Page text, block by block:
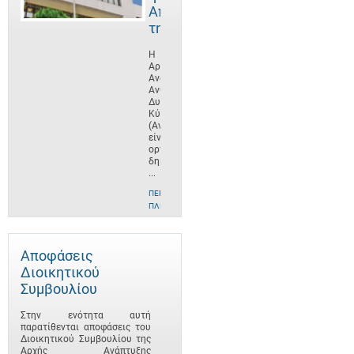
Αποστολή
της
Η
Αρχή
Ανάπτυξης
Ανθρώπινου
Δυναμικού
Κύπρου
(ΑνΑΔ)
είναι
οργανισμός
δημοσίου
...
ΠΕΡΙΣΣΌΤΕΡΕΣ
ΠΛΗΡΟΦΟΡΊΕΣ
Αποφάσεις
Διοικητικού
Συμβουλίου
Στην ενότητα αυτή
παρατίθενται αποφάσεις του
Διοικητικού Συμβουλίου της
Αρχής Ανάπτυξης